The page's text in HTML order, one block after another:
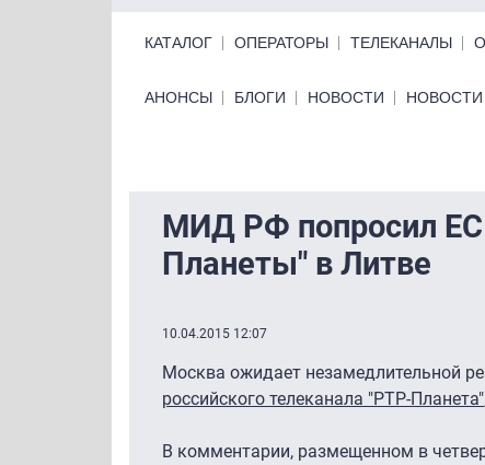
КАТАЛОГ ОПЕРАТОРЫ ТЕЛЕКАНАЛЫ
Primary links bottom
АНОНСЫ БЛОГИ НОВОСТИ НОВОСТИ
МИД РФ попросил
Планеты" в Литве
10.04.2015 12:07
Москва ожидает незамедлительной
российского телеканала "РТР-Планета"
В комментарии, размещенном в